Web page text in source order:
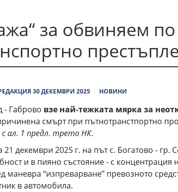
за обвиняем
30 ДЕКЕМВРИ 2025 НОВИНИ
- Габрово взе най-тежката мярка за
смърт при пътнотранстпортно
ал. 1 предл. трето НК.
декември 2025 г. на път с. Богатово -
и в пияно състояние - с
маневра “изпреварване” превозното
в автомобила.